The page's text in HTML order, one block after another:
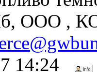
ООО ,
14:24